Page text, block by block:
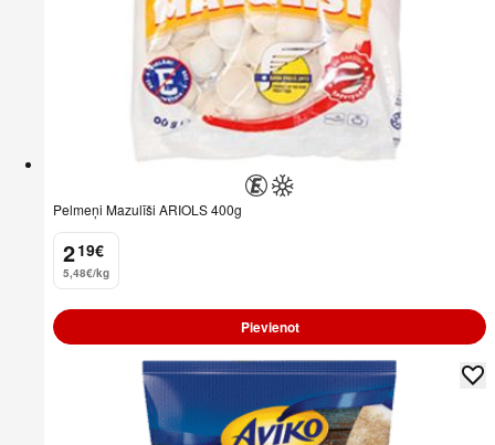
Pelmeņi Mazulīši ARIOLS 400g
2
. 19€
5,48€/kg
Pievienot